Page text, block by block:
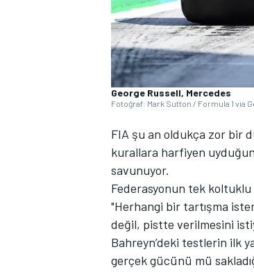
WRC
George Russell, Mercedes
Fotoğraf: Mark Sutton / Formula 1 via
FIA şu an oldukça zor bir
kurallara harfiyen
savunuyor.
Federasyonun tek
"Herhangi bir tartışma
değil, pistte verilmesini
Bahreyn’deki testlerin ilk
gerçek gücünü mü